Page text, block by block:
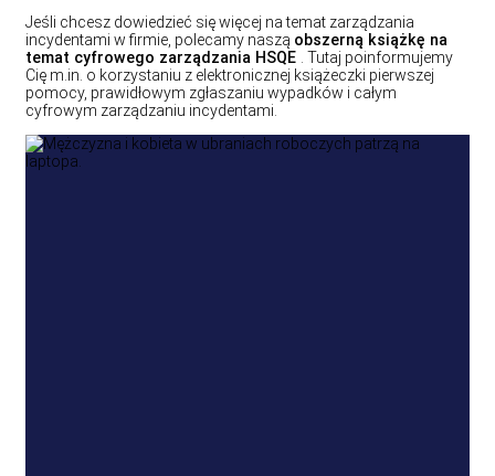
Jeśli chcesz dowiedzieć się więcej na temat zarządzania
incydentami w firmie, polecamy naszą obszerną książkę na
temat cyfrowego zarządzania HSQE . Tutaj poinformujemy
Cię m.in. o korzystaniu z elektronicznej książeczki pierwszej
pomocy, prawidłowym zgłaszaniu wypadków i całym
cyfrowym zarządzaniu incydentami.